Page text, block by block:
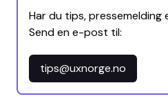
Har du tips, pressemelding
Send en e-post til:
tips@uxnorge.no